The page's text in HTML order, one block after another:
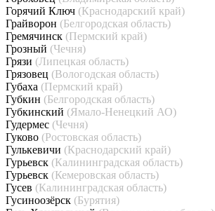
Горячий Ключ (Краснодарский край)
Грайворон (Белгородская область)
Гремячинск (Пермский край)
Грозный (Чечня)
Грязи (Липецкая область)
Грязовец (Вологодская область)
Губаха (Пермский край)
Губкин (Белгородская область)
Губкинский (Ямало-Ненецкий АО)
Гудермес (Чечня)
Гуково (Ростовская область)
Гулькевичи (Краснодарский край)
Гурьевск (Калининградская область)
Гурьевск (Кемеровская область)
Гусев (Калининградская область)
Гусиноозёрск (Бурятия)